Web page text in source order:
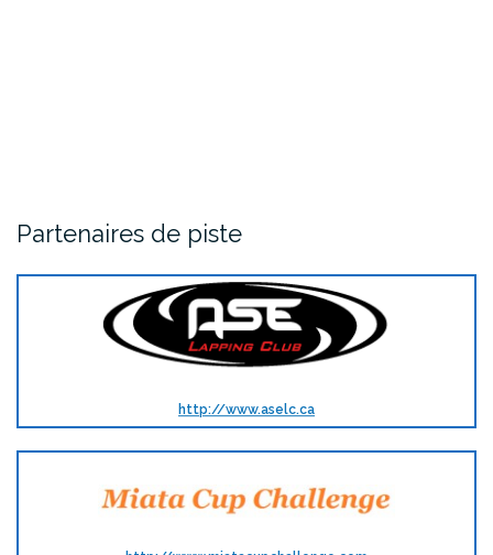
Partenaires de piste
http://www.aselc.ca